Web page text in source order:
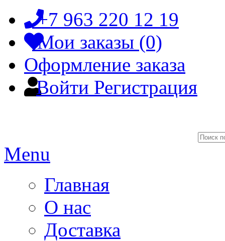
+7 963 220 12 19
Мои заказы (0)
Оформление заказа
Войти Регистрация
Menu
Главная
О нас
Доставка